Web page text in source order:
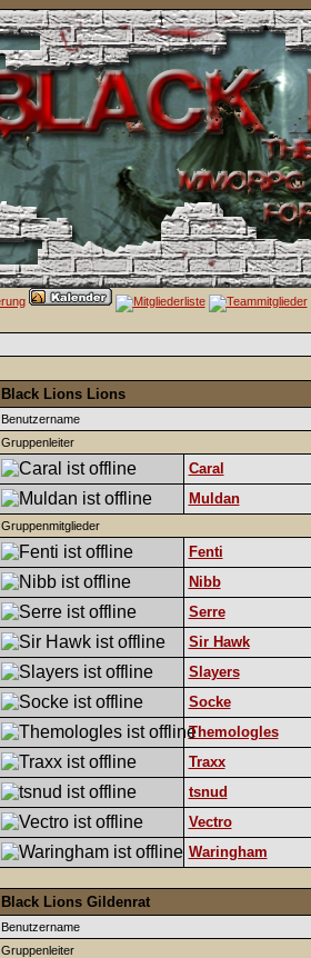
Black Lions Lions
Benutzername
Gruppenleiter
Caral
Muldan
Gruppenmitglieder
Fenti
Nibb
Serre
Sir Hawk
Slayers
Socke
Themologles
Traxx
tsnud
Vectro
Waringham
Black Lions Gildenrat
Benutzername
Gruppenleiter